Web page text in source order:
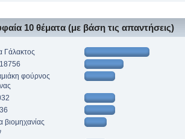
10 θέματα (με βάση τις απαντήσεις)
Γάλακτος
φούρνος
βιομηχανίας